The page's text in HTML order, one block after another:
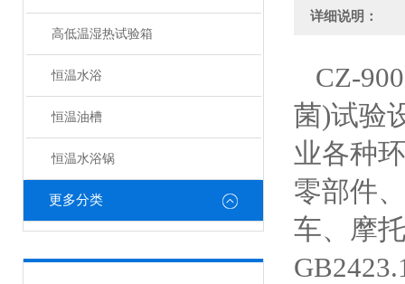
高低温湿热试验箱
恒温水浴
恒温油槽
恒温水浴锅
更多分类
详细说明：
CZ-
菌)试验
业各种
零部件
车、摩